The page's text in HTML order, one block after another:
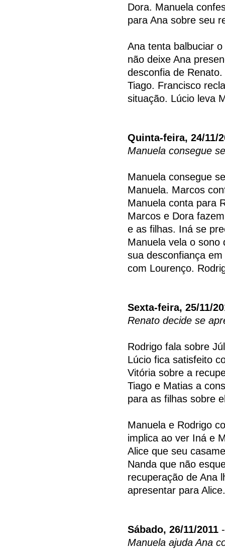
Dora. Manuela
para Ana sobre seu
Ana tenta balbuciar
não deixe Ana
desconfia de
Tiago. Francisco
situação. Lúcio leva
Quinta-feira, 24/11/
Manuela consegue
Manuela consegue
Manuela. Marcos
Manuela conta para
Marcos e Dora
e as filhas. Iná se
Manuela vela o sono
sua desconfiança
com Lourenço.
Sexta-feira, 25/11/
Renato decide se
Rodrigo fala sobre
Lúcio fica satisfeito
Vitória sobre a
Tiago e Matias a
para as filhas sobre
Manuela e Rodrigo
implica ao ver Iná e
Alice que seu
Nanda que não
recuperação de Ana
apresentar para Alice.
Sábado, 26/11/2011
Manuela ajuda Ana